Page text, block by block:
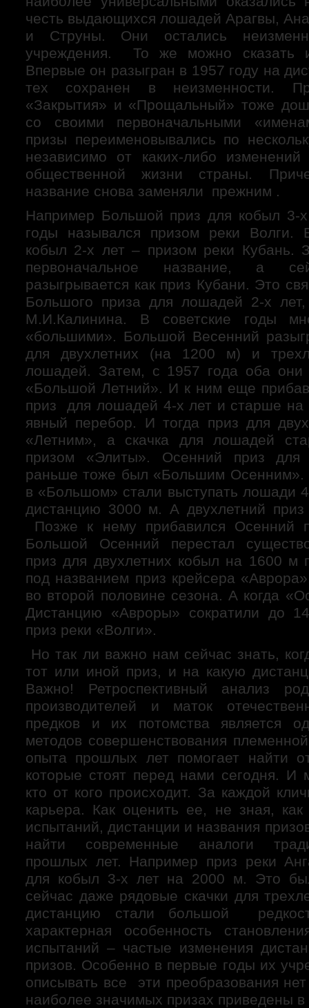
честь выдающихся лошадей Арагвы,
и Струны. Они остались
учреждения. То же можно сказать
Впервые он разыгран в 1957 году на
тех сохранен в неизменности.
«Закрытия» и «Прощальный» тоже
со своими первоначальными
призы переименовывались по
независимо от каких-либо
общественной жизни страны.
название снова заменяли прежним .
Например Большой приз для кобыл
годы назывался призом реки Волги.
кобыл 2-х лет – призом реки Кубань.
первоначальное название, а
разыгрывается как приз Кубани. Это
Большого приза для лошадей 2-х
М.И.Калинина. В советские годы
«большими». Большой Весенний
для двухлетних (на 1200 м) и
лошадей. Затем, с 1957 года оба они
«Большой Летний». И к ним еще
приз для лошадей 4-х лет и старше на
явный перебор. И тогда приз для
«Летним», а скачка для лошадей
призом «Элиты». Осенний приз
раньше тоже был «Большим Осенним».
в «Большом» стали выступать лошади
дистанцию 3000 м. А двухлетний
Позже к нему прибавился Осенний
Большой Осенний перестал
приз для двухлетних кобыл на 1600 м
под названием приз крейсера
во второй половине сезона. А когда
Дистанцию «Авроры» сократили до
приз реки «Волги».
Но так ли важно нам сейчас знать,
тот или иной приз, и на какую
Важно! Ретроспективный анализ
производителей и маток
предков и их потомства является
методов совершенствования
опыта прошлых лет помогает найти
которые стоят перед нами сегодня. И
кто от кого происходит. За каждой
карьера. Как оценить ее, не зная,
испытаний, дистанции и названия
найти современные аналоги
прошлых лет. Например приз реки
для кобыл 3-х лет на 2000 м. Это
сейчас даже рядовые скачки для
дистанцию стали большой
характерная особенность
испытаний – частые изменения
призов. Особенно в первые годы их
описывать все эти преобразования
наиболее значимых призах приведены в